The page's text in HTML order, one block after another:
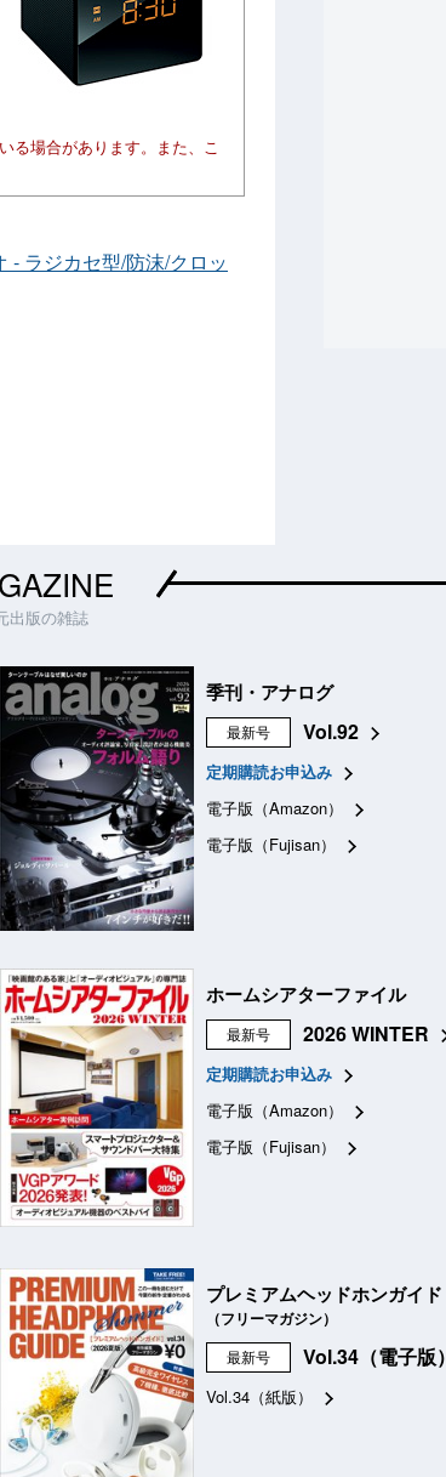
る場合があります。また、こ
ラジカセ型/防沫/クロッ
出版の雑誌
季刊・アナログ
最新号 Vol.92
定期購読お申込み
電子版（Amazon）
電子版（Fujisan）
ホームシアターファイル
最新号 2026 WINTER
定期購読お申込み
電子版（Amazon）
電子版（Fujisan）
プレミアムヘッドホンガイド
（フリーマガジン）
最新号 Vol.34（電子版）
Vol.34（紙版）